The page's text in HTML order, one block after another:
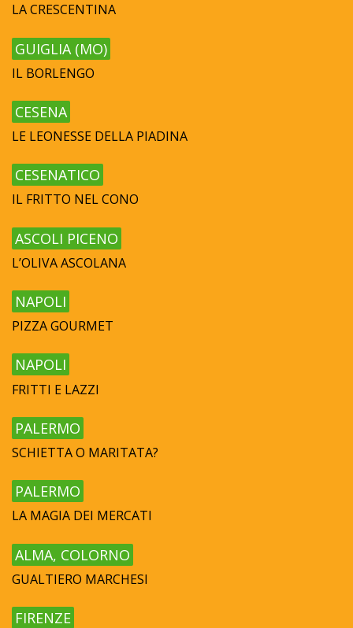
LA CRESCENTINA
GUIGLIA (MO)
IL BORLENGO
CESENA
LE LEONESSE DELLA PIADINA
CESENATICO
IL FRITTO NEL CONO
ASCOLI PICENO
L’OLIVA ASCOLANA
NAPOLI
PIZZA GOURMET
NAPOLI
FRITTI E LAZZI
PALERMO
SCHIETTA O MARITATA?
PALERMO
LA MAGIA DEI MERCATI
ALMA, COLORNO
GUALTIERO MARCHESI
FIRENZE